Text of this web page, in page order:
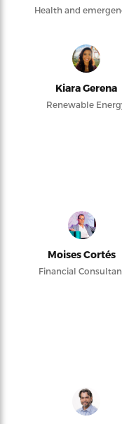
Health and
Kiara Gerena
Renewable
Moises Cortés
Financial